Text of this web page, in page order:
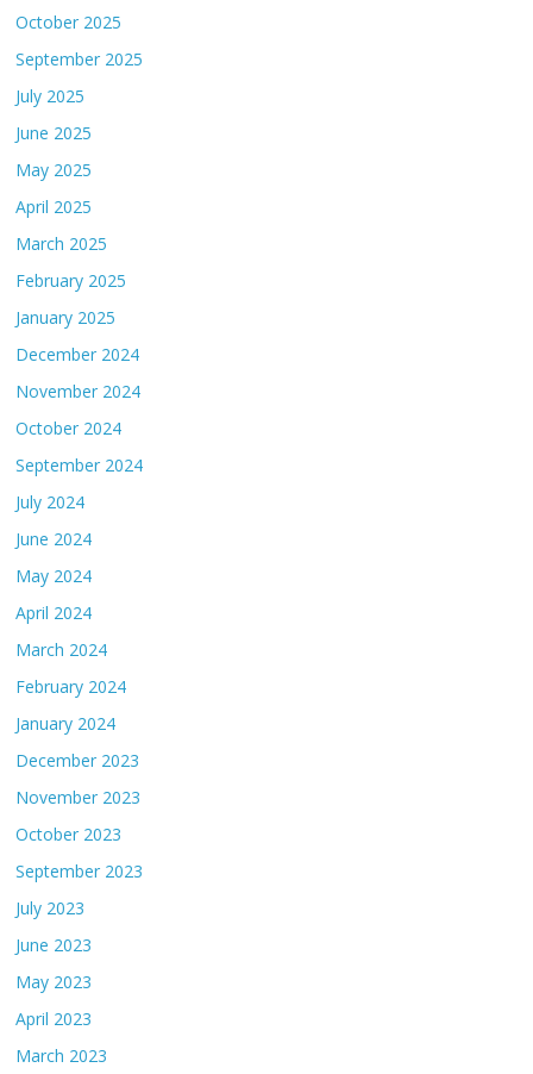
October 2025
September 2025
July 2025
June 2025
May 2025
April 2025
March 2025
February 2025
January 2025
December 2024
November 2024
October 2024
September 2024
July 2024
June 2024
May 2024
April 2024
March 2024
February 2024
January 2024
December 2023
November 2023
October 2023
September 2023
July 2023
June 2023
May 2023
April 2023
March 2023